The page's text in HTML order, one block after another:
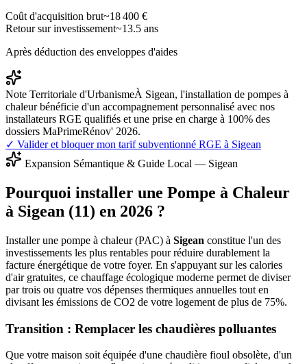
Coût d'acquisition brut~18 400 €
Retour sur investissement~13.5 ans
Après déduction des enveloppes d'aides
Note Territoriale d'UrbanismeÀ Sigean, l'installation de pompes à
chaleur bénéficie d'un accompagnement personnalisé avec nos
installateurs RGE qualifiés et une prise en charge à 100% des
dossiers MaPrimeRénov' 2026.
✓ Valider et bloquer mon tarif subventionné RGE à Sigean
Expansion Sémantique & Guide Local — Sigean
Pourquoi installer une Pompe à Chaleur
à Sigean (11) en 2026 ?
Installer une pompe à chaleur (PAC) à Sigean constitue l'un des
investissements les plus rentables pour réduire durablement la
facture énergétique de votre foyer. En s'appuyant sur les calories
d'air gratuites, ce chauffage écologique moderne permet de diviser
par trois ou quatre vos dépenses thermiques annuelles tout en
divisant les émissions de CO2 de votre logement de plus de 75%.
Transition : Remplacer les chaudières polluantes
Que votre maison soit équipée d'une chaudière fioul obsolète, d'un